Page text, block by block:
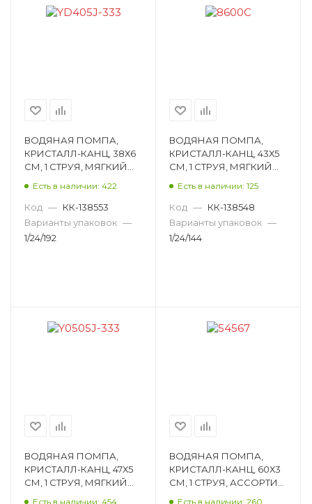
ВОДЯНАЯ ПОМПА,
КРИСТАЛЛ-КАНЦ, 38Х6
СМ, 1 СТРУЯ, МЯГКИЙ
Есть в наличии: 422
Код — КК-138553
Варианты упаковок —
1/24/192
ВОДЯНАЯ ПОМПА,
КРИСТАЛЛ-КАНЦ, 43Х5
СМ, 1 СТРУЯ, МЯГКИЙ
Есть в наличии: 125
Код — КК-138548
Варианты упаковок —
1/24/144
ВОДЯНАЯ ПОМПА,
КРИСТАЛЛ-КАНЦ, 47Х5
СМ, 1 СТРУЯ, МЯГКИЙ
Есть в наличии: 454
ВОДЯНАЯ ПОМПА,
КРИСТАЛЛ-КАНЦ, 60Х3
СМ, 1 СТРУЯ, АССОРТИ
Есть в наличии: 260